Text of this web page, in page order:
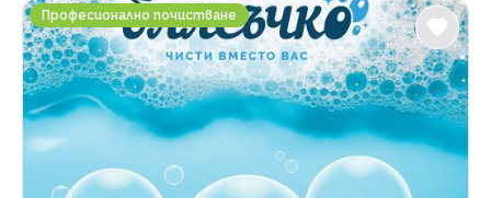
Блясъчко София
Професионално почистване